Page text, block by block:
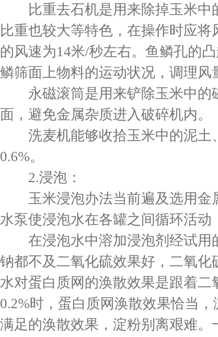
比重去石机是用来除掉玉米中
比重也较大等特色，在操作时应
的风速为14米/秒左右。鱼鳞孔的
鳞筛面上物料的运动状况，调理
永磁滚筒是用来铲除玉米中的
面，避免金属杂质进入破碎机内。
洗麦机能够收拾玉米中的泥土
0.6%。
2.浸泡：
玉米浸泡办法当前遍及选用金
水泵使浸泡水在各罐之间循环活动
在浸泡水中溶加浸泡剂经试用
钠都不及二氧化硫效果好，二氧
水对蛋白质网的涣散效果是跟着
0.2%时，蛋白质网涣散效果恰当
满足的涣散效果，淀粉别离艰难